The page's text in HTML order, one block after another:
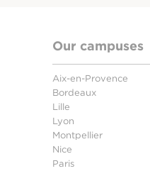
Our campuses
Aix-en-Provence
Bordeaux
Lille
Lyon
Montpellier
Nice
Paris